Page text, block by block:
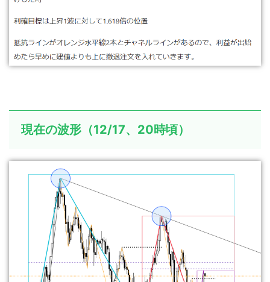
現在の波形（12/17、20時頃）